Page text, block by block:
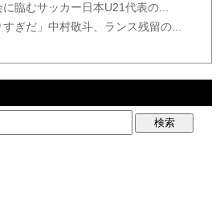
臨むサッカー日本U21代表の...
ぎだ」中村敬斗、ランス残留の...